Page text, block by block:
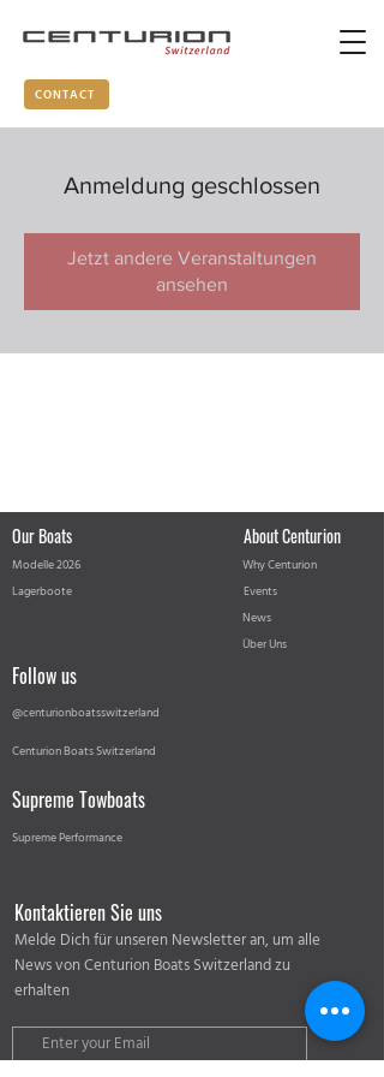
CONTACT
Anmeldung geschlossen
Jetzt andere Veranstaltungen
ansehen
Our Boats
Modelle 2026
Lagerboote
About Centurion
Why Centurion
Events
News
Über Uns
Follow us
@centurionboatsswitzerland
Centurion Boats Switzerland
Supreme Towboats
Supreme Performance
Kontaktieren Sie uns
Melde Dich für unseren Newsletter an, um alle
News von Centurion Boats Switzerland zu
erhalten